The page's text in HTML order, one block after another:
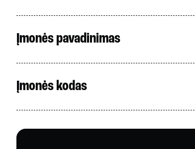
Įmonės pavadinimas
Įmonės kodas